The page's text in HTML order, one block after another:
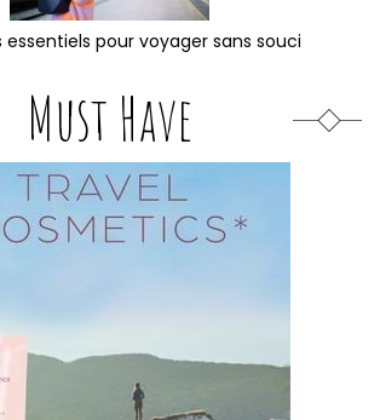
essentiels pour voyager sans souci
Must Have